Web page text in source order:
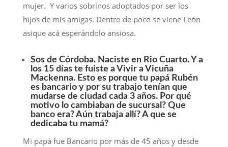
mujer. Y varios sobrinos adoptados por ser los
hijos de mis amigas. Dentro de poco se viene León
asique acá esperándolo ansiosa.
Sos de Córdoba. Naciste en Rio Cuarto. Y a
los 15 días te fuiste a Vivir a Vicuña
Mackenna. Esto es porque tu papá Rubén
es bancario y por su trabajo tenían que
mudarse de ciudad cada 3 años. Por qué
motivo lo cambiaban de sucursal? Que
banco era? Aún trabaja allí? A que se
dedicaba tu mamá?
Mi papá fue Bancario por más de 45 años y desde